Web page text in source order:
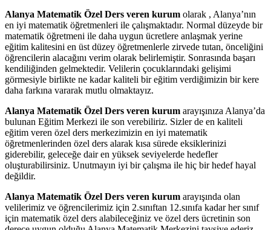
Alanya Matematik Özel Ders veren kurum olarak , Alanya’nın
en iyi matematik öğretmenleri ile çalışmaktadır. Normal düzeyde bir
matematik öğretmeni ile daha uygun ücretlere anlaşmak yerine
eğitim kalitesini en üst düzey öğretmenlerle zirvede tutan, önceliğini
öğrencilerin alacağını verim olarak belirlemiştir. Sonrasında başarı
kendiliğinden gelmektedir. Velilerin çocuklarındaki gelişimi
görmesiyle birlikte ne kadar kaliteli bir eğitim verdiğimizin bir kere
daha farkına vararak mutlu olmaktayız.
Alanya Matematik Özel Ders veren kurum arayışınıza Alanya’da
bulunan Eğitim Merkezi ile son verebiliriz. Sizler de en kaliteli
eğitim veren özel ders merkezimizin en iyi matematik
öğretmenlerinden özel ders alarak kısa sürede eksiklerinizi
giderebilir, geleceğe dair en yüksek seviyelerde hedefler
oluşturabilirsiniz. Unutmayın iyi bir çalışma ile hiç bir hedef hayal
değildir.
Alanya Matematik Özel Ders veren kurum arayışında olan
velilerimiz ve öğrencilerimiz için 2.sınıftan 12.sınıfa kadar her sınıf
için matematik özel ders alabileceğiniz ve özel ders ücretinin son